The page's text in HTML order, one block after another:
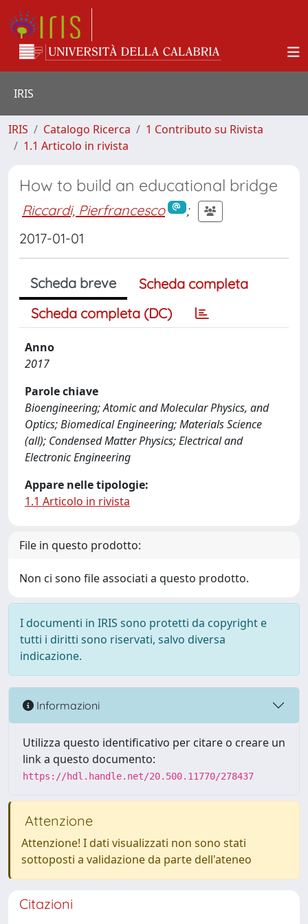
IRIS
IRIS Catalogo Ricerca
1 Contributo su Rivista
1.1 Articolo in rivista
How to build an educational bridge
Riccardi, Pierfrancesco
;
2017-01-01
Scheda breve
Scheda completa
Scheda completa (DC)
Anno
2017
Parole chiave
Bioengineering; Atomic and Molecular Physics, and
Optics; Biomedical Engineering; Materials Science
(all); Condensed Matter Physics; Electrical and
Electronic Engineering
Appare nelle tipologie:
1.1 Articolo in rivista
File in questo prodotto:
Non ci sono file associati a questo prodotto.
I documenti in IRIS sono protetti da copyright e
tutti i diritti sono riservati, salvo diversa
indicazione.
Informazioni
Utilizza questo identificativo per citare o creare un
link a questo documento:
https://hdl.handle.net/20.500.11770/278437
Attenzione
Attenzione! I dati visualizzati non sono stati
sottoposti a validazione da parte dell'ateneo
Citazioni